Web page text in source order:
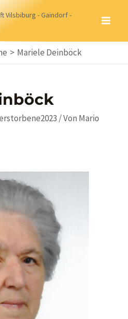
Vilsbiburg - Gaindorf -
Mariele Deinböck
/ Von Mario